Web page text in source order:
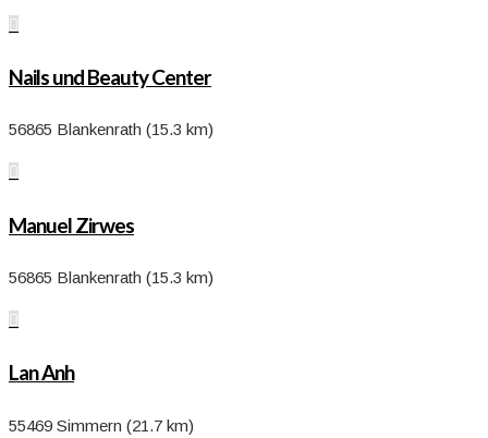

Nails und Beauty Center
56865 Blankenrath (15.3 km)

Manuel Zirwes
56865 Blankenrath (15.3 km)

Lan Anh
55469 Simmern (21.7 km)